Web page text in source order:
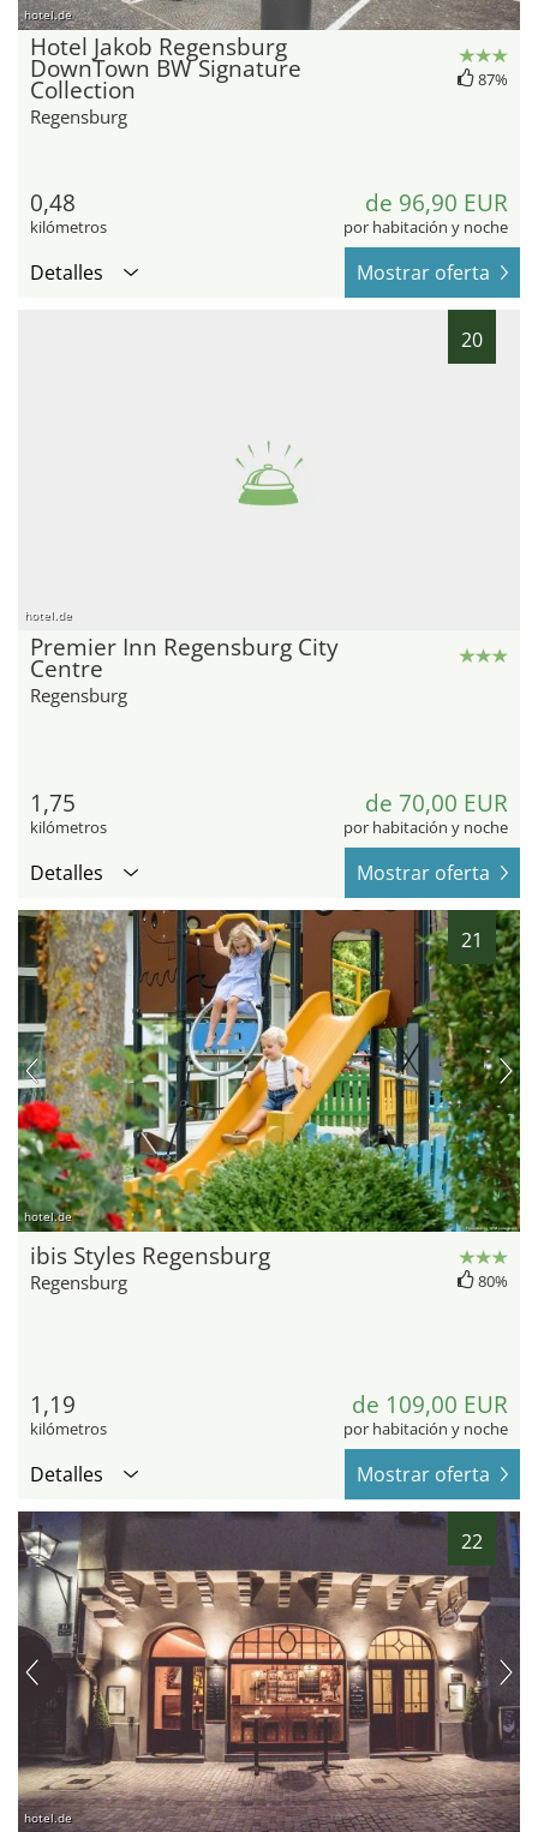
hotel.de
Hotel Jakob Regensburg
DownTown BW Signature
Collection
Regensburg
87%
0,48
kilómetros
de 96,90 EUR
por habitación y noche
Detalles Mostrar oferta
20
hotel.de
Premier Inn Regensburg City
Centre
Regensburg
1,75
kilómetros
de 70,00 EUR
por habitación y noche
Detalles Mostrar oferta
21
hotel.de
ibis Styles Regensburg
Regensburg 80%
1,19
kilómetros
de 109,00 EUR
por habitación y noche
Detalles Mostrar oferta
22
hotel.de